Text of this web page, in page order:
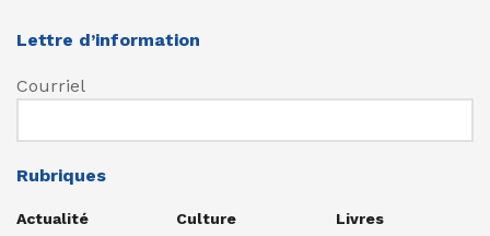
Lettre d’information
Courriel
Rubriques
Actualité
Culture
Livres